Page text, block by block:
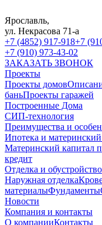
Ярославль,
ул. Некрасова 71-а
+7 (4852) 917-918+7
+7 (910) 973-43-02
ЗАКАЗАТЬ ЗВОНОК
Проекты
Проекты домов
баньПроекты гаражей
Построенные Дома
СИП-технология
Преимущества и
Ипотека и
Материнский капитал
кредит
Отделка и обустройство
Наружная отделка
материалыФундаменты
Новости
Компания и контакты
О компанииКонтакты